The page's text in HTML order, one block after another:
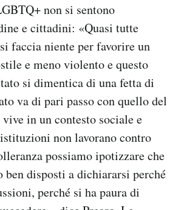
non si sentono
e cittadini: «Quasi tutte
faccia niente per favorire un
e meno violento e questo
si dimentica di una fetta di
va di pari passo con quello del
in un contesto sociale e
non lavorano contro
possiamo ipotizzare che
ben disposti a dichiararsi perché
perché si ha paura di